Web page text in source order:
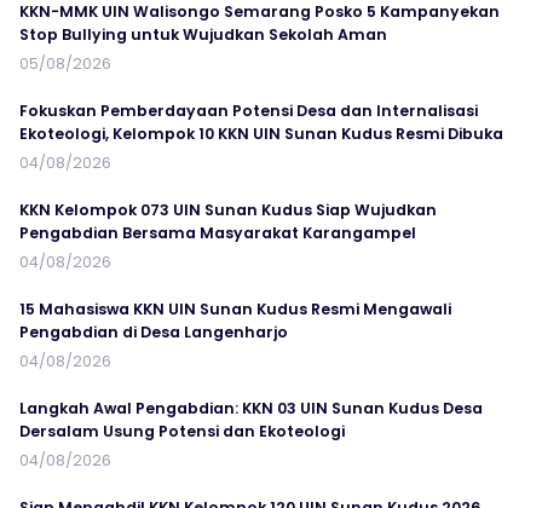
KKN-MMK UIN Walisongo Semarang Posko 5 Kampanyekan
Stop Bullying untuk Wujudkan Sekolah Aman
05/08/2026
Fokuskan Pemberdayaan Potensi Desa dan Internalisasi
Ekoteologi, Kelompok 10 KKN UIN Sunan Kudus Resmi Dibuka
04/08/2026
KKN Kelompok 073 UIN Sunan Kudus Siap Wujudkan
Pengabdian Bersama Masyarakat Karangampel
04/08/2026
15 Mahasiswa KKN UIN Sunan Kudus Resmi Mengawali
Pengabdian di Desa Langenharjo
04/08/2026
Langkah Awal Pengabdian: KKN 03 UIN Sunan Kudus Desa
Dersalam Usung Potensi dan Ekoteologi
04/08/2026